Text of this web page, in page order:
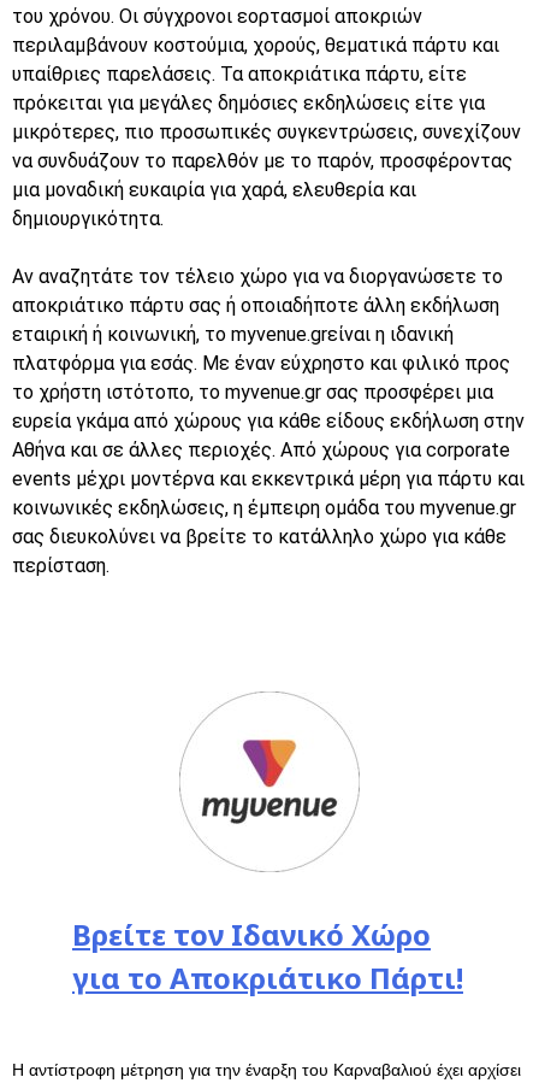
του χρόνου. Οι σύγχρονοι εορτασμοί αποκριών
περιλαμβάνουν κοστούμια, χορούς, θεματικά πάρτυ και
υπαίθριες παρελάσεις. Τα αποκριάτικα πάρτυ, είτε
πρόκειται για μεγάλες δημόσιες εκδηλώσεις είτε για
μικρότερες, πιο προσωπικές συγκεντρώσεις, συνεχίζουν
να συνδυάζουν το παρελθόν με το παρόν, προσφέροντας
μια μοναδική ευκαιρία για χαρά, ελευθερία και
δημιουργικότητα.
Αν αναζητάτε τον τέλειο χώρο για να διοργανώσετε το
αποκριάτικο πάρτυ σας ή οποιαδήποτε άλλη εκδήλωση
εταιρική ή κοινωνική, το myvenue.grείναι η ιδανική
πλατφόρμα για εσάς. Με έναν εύχρηστο και φιλικό προς
το χρήστη ιστότοπο, το myvenue.gr σας προσφέρει μια
ευρεία γκάμα από χώρους για κάθε είδους εκδήλωση στην
Αθήνα και σε άλλες περιοχές. Από χώρους για corporate
events μέχρι μοντέρνα και εκκεντρικά μέρη για πάρτυ και
κοινωνικές εκδηλώσεις, η έμπειρη ομάδα του myvenue.gr
σας διευκολύνει να βρείτε το κατάλληλο χώρο για κάθε
περίσταση.
Βρείτε τον Ιδανικό Χώρο
για το Αποκριάτικο Πάρτι!
Η αντίστροφη μέτρηση για την έναρξη του Καρναβαλιού έχει αρχίσει